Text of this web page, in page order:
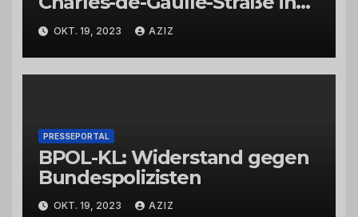
Bad Kreuznach beeinflusst
Feierabendverkehr
OKT. 19, 2023 AZIZ
PRESSEPORTAL
BPOL-KL: Widerstand gegen
Bundespolizisten
OKT. 19, 2023 AZIZ